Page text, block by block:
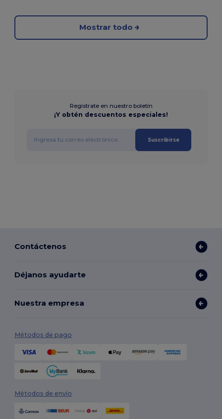
Mostrar todo
Regístrate en nuestro boletín
¡Y obtén descuentos especiales!
Suscribirse
Contáctenos
Déjanos ayudarte
Nuestra empresa
Métodos de pago
Métodos de envío